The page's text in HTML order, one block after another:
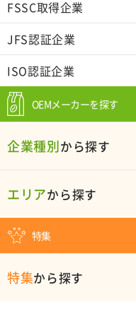
FSSC取得企業
JFS認証企業
ISO認証企業
OEMメーカーを探す
企業種別から探す
エリアから探す
特集
特集から探す